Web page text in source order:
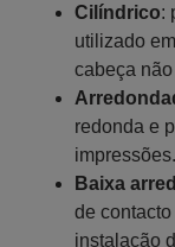
Cilíndrico:
utilizado
cabeça
redonda e
impressões.
Baixa
de
instalação